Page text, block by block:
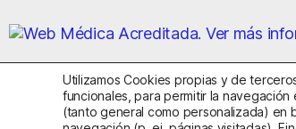
Aviso Legal
Utilizamos Cookies propias y de
funcionales, para permitir la
(tanto general como personalizada) en